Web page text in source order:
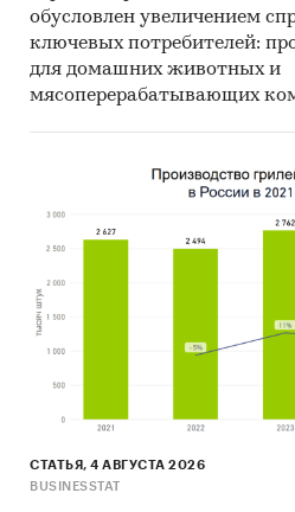
обусловлен увеличением
ключевых потребителей:
для домашних животных и
мясоперерабатывающих
СТАТЬЯ, 4 АВГУСТА 2026
BUSINESSTAT